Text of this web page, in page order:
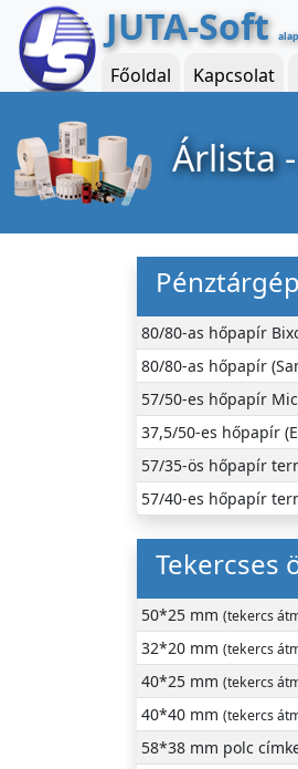
JUTA-Soft
Főoldal Kapcsolat
Árlista
80/80-as hőpapír
80/80-as hőpapír
57/50-es hőpapír
37,5/50-es hőpapír
57/35-ös hőpapír
57/40-es hőpapír
Tekercses
50*25 mm (tekercs
32*20 mm (tekercs
40*25 mm (tekercs
40*40 mm (tekercs
58*38 mm polc